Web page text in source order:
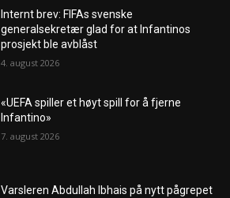
Internt brev: FIFAs svenske
generalsekretær glad for at Infantinos
prosjekt ble avblåst
4. august 2026
«UEFA spiller et høyt spill for å fjerne
Infantino»
7. august 2026
Varsleren Abdullah Ibhais på nytt pågrepet